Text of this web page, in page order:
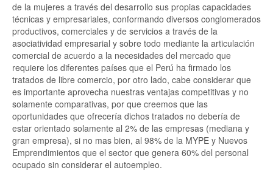
de la mujeres a través del desarrollo sus propias capacidades
técnicas y empresariales, conformando diversos conglomerados
productivos, comerciales y de servicios a través de la
asociatividad empresarial y sobre todo mediante la articulación
comercial de acuerdo a la necesidades del mercado que
requiere los diferentes países que el Perú ha firmado los
tratados de libre comercio, por otro lado, cabe considerar que
es importante aprovecha nuestras ventajas competitivas y no
solamente comparativas, por que creemos que las
oportunidades que ofrecería dichos tratados no debería de
estar orientado solamente al 2% de las empresas (mediana y
gran empresa), si no mas bien, al 98% de la MYPE y Nuevos
Emprendimientos que el sector que genera 60% del personal
ocupado sin considerar el autoempleo.